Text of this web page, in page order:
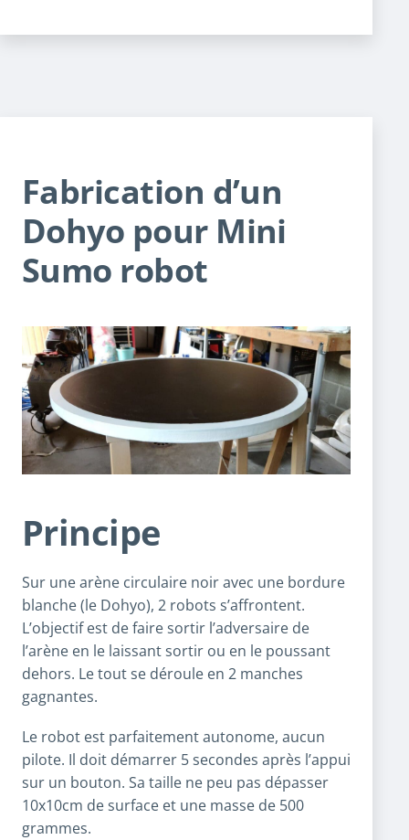
Fabrication d’un
Dohyo pour Mini
Sumo robot
Principe
Sur une arène circulaire noir avec une bordure
blanche (le Dohyo), 2 robots s’affrontent.
L’objectif est de faire sortir l’adversaire de
l’arène en le laissant sortir ou en le poussant
dehors. Le tout se déroule en 2 manches
gagnantes.
Le robot est parfaitement autonome, aucun
pilote. Il doit démarrer 5 secondes après l’appui
sur un bouton. Sa taille ne peu pas dépasser
10x10cm de surface et une masse de 500
grammes.